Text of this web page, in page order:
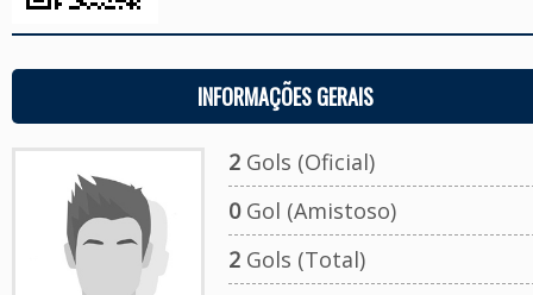
INFORMAÇÕES GERAIS
2Gols (Oficial)
0Gol (Amistoso)
2Gols (Total)